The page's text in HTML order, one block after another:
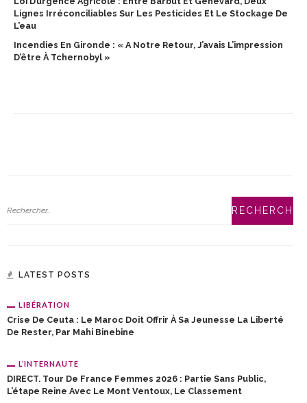
Lignes Irréconciliables Sur Les Pesticides Et Le Stockage De
L’eau
Incendies En Gironde : « A Notre Retour, J’avais L’impression
D’être À Tchernobyl »
LATEST POSTS
LIBÉRATION
Crise De Ceuta : Le Maroc Doit Offrir À Sa Jeunesse La Liberté
De Rester, Par Mahi Binebine
L’INTERNAUTE
DIRECT. Tour De France Femmes 2026 : Partie Sans Public,
L’étape Reine Avec Le Mont Ventoux, Le Classement